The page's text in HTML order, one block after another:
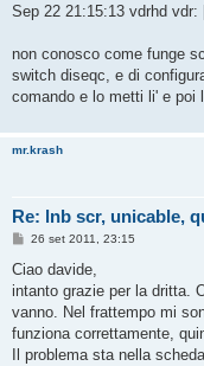
Sep 22 21:15:13 vdrhd
non conosco come funge
switch diseqc, e di
comando e lo metti li' e poi
mr.krash
Re: lnb scr, unicable,
M
s
a
g
i
o
26 set 2011, 23:15
Ciao davide,
intanto grazie per la dritta.
vanno. Nel frattempo mi
funziona correttamente,
Il problema sta nella